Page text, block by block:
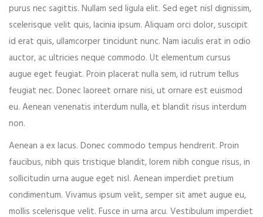
purus nec sagittis. Nullam sed ligula elit. Sed eget nisl dignissim,
scelerisque velit quis, lacinia ipsum. Aliquam orci dolor, suscipit
id erat quis, ullamcorper tincidunt nunc. Nam iaculis erat in odio
auctor, ac ultricies neque commodo. Ut elementum cursus
augue eget feugiat. Proin placerat nulla sem, id rutrum tellus
feugiat nec. Donec laoreet ornare nisi, ut ornare est euismod
eu. Aenean venenatis interdum nulla, et blandit risus interdum
non.
Aenean a ex lacus. Donec commodo tempus hendrerit. Proin
faucibus, nibh quis tristique blandit, lorem nibh congue risus, in
sollicitudin urna augue eget nisl. Aenean imperdiet pretium
condimentum. Vivamus ipsum velit, semper sit amet augue eu,
mollis scelerisque velit. Fusce in urna arcu. Vestibulum imperdiet
Your phone
Date of birth
Gender*